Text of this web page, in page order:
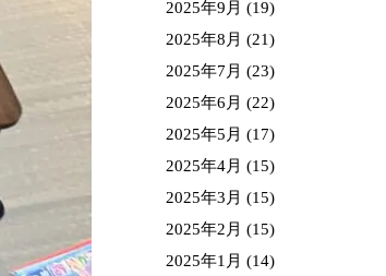
2025年9月 (19)
2025年8月 (21)
2025年7月 (23)
2025年6月 (22)
2025年5月 (17)
2025年4月 (15)
2025年3月 (15)
2025年2月 (15)
2025年1月 (14)